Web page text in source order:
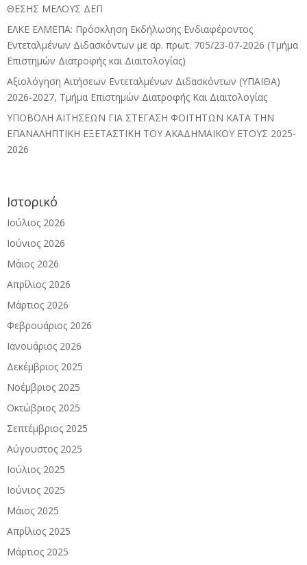
ΘΕΣΗΣ ΜΕΛΟΥΣ ΔΕΠ
ΕΛΚΕ ΕΛΜΕΠΑ: Πρόσκληση Εκδήλωσης Ενδιαφέροντος
Εντεταλμένων Διδασκόντων με αρ. πρωτ. 705/23-07-2026 (Τμήμα
Επιστημών Διατροφής και Διαιτολογίας)
Αξιολόγηση Αιτήσεων Εντεταλμένων Διδασκόντων (ΥΠΑΙΘΑ)
2026-2027, Τμήμα Επιστημών Διατροφής Και Διαιτολογίας
ΥΠΟΒΟΛΗ ΑΙΤΗΣΕΩΝ ΓΙΑ ΣΤΕΓΑΣΗ ΦΟΙΤΗΤΩΝ ΚΑΤΑ ΤΗΝ
ΕΠΑΝΑΛΗΠΤΙΚΗ ΕΞΕΤΑΣΤΙΚΗ ΤΟΥ ΑΚΑΔΗΜΑΪΚΟΥ ΕΤΟΥΣ 2025-
2026
Ιστορικό
Ιούλιος 2026
Ιούνιος 2026
Μάιος 2026
Απρίλιος 2026
Μάρτιος 2026
Φεβρουάριος 2026
Ιανουάριος 2026
Δεκέμβριος 2025
Νοέμβριος 2025
Οκτώβριος 2025
Σεπτέμβριος 2025
Αύγουστος 2025
Ιούλιος 2025
Ιούνιος 2025
Μάιος 2025
Απρίλιος 2025
Μάρτιος 2025